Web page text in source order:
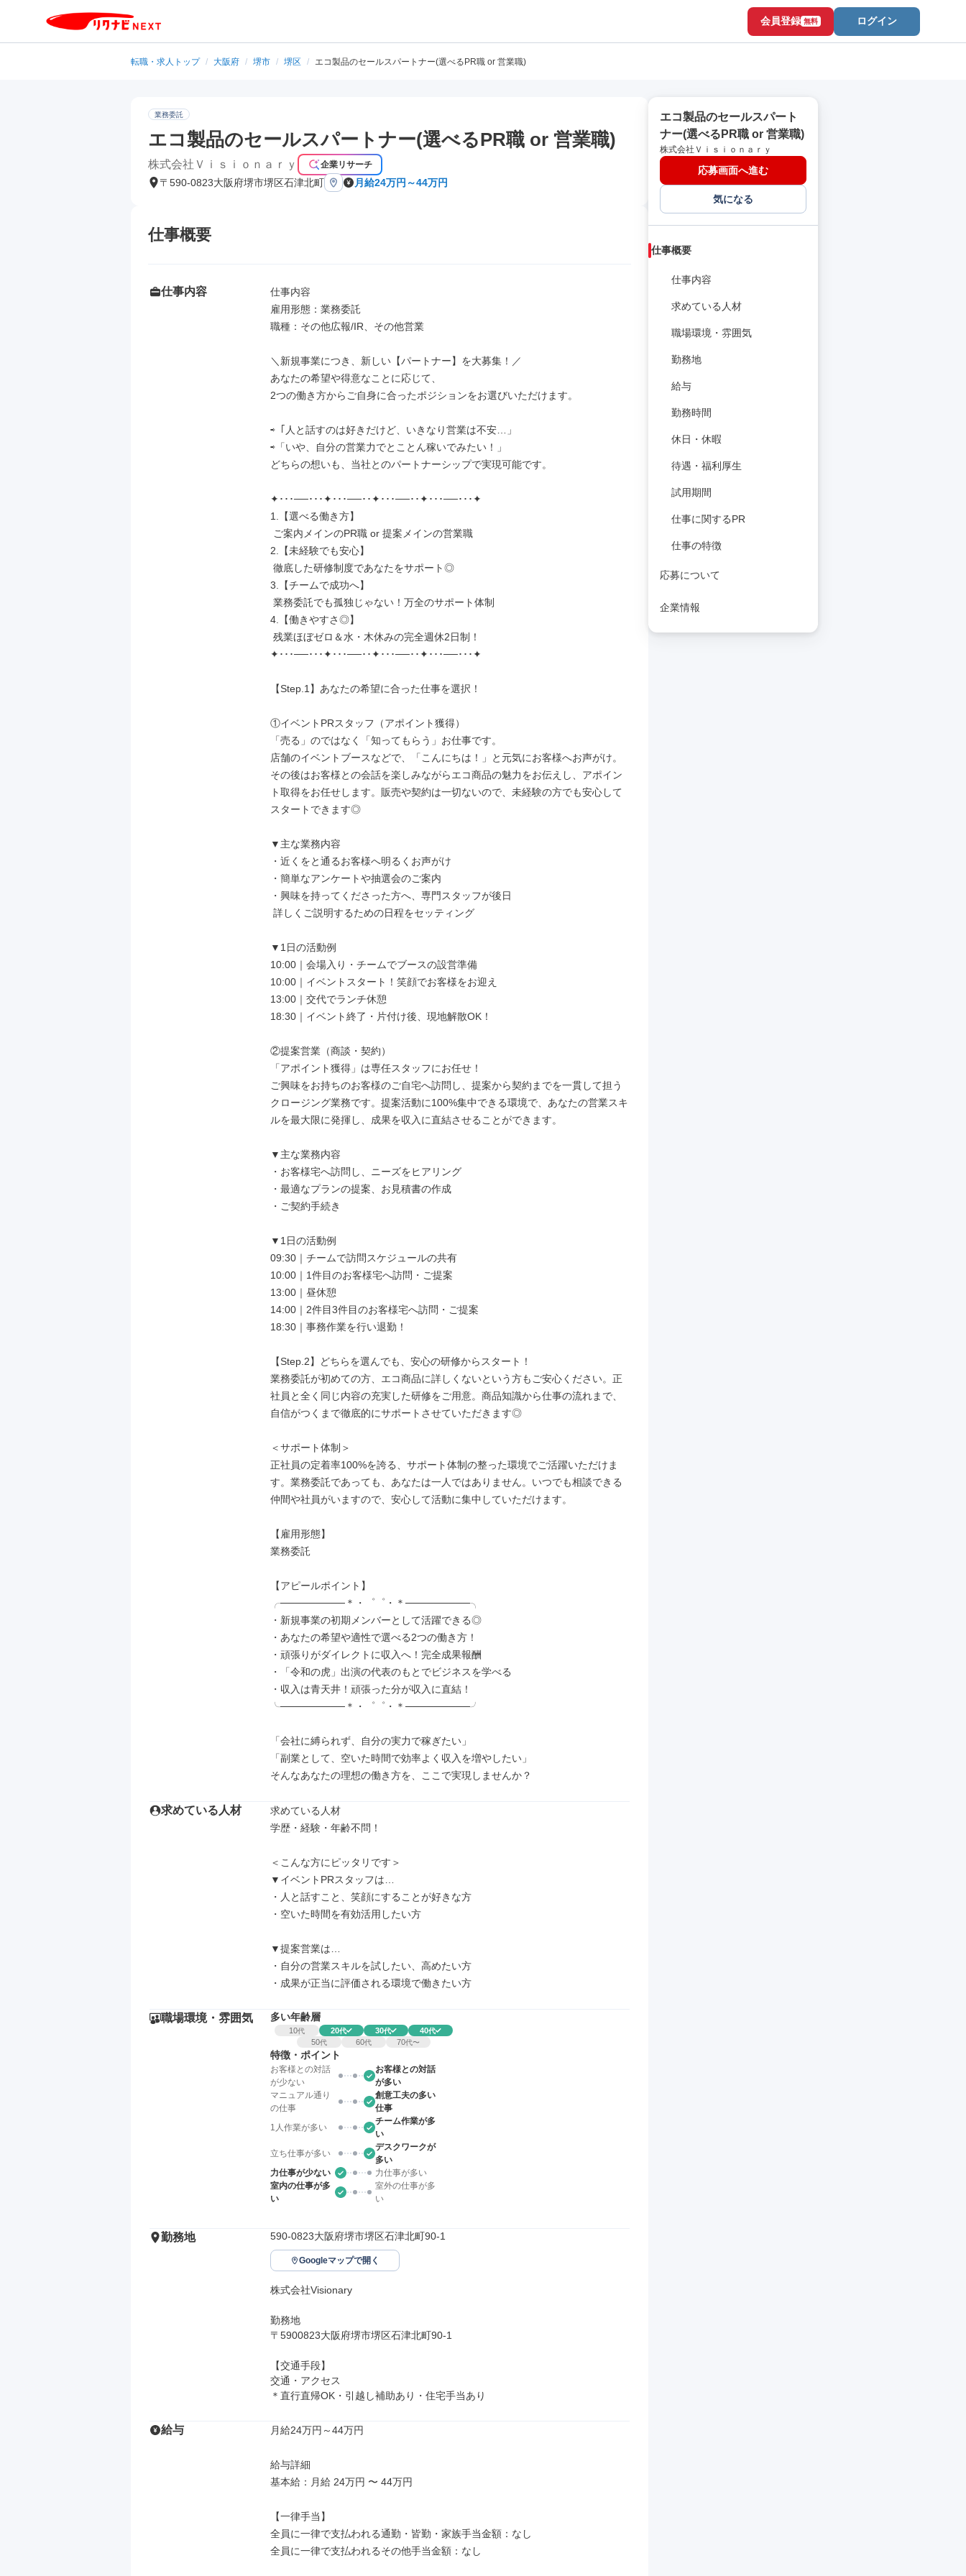
会員登録 無料 ログイン
転職・求人トップ / 大阪府 / 堺市 / 堺区 / エコ製品のセールスパートナー(選べるPR職 or 営業職)
業務委託
エコ製品のセールスパートナー(選べるPR職 or 営業職)
株式会社Ｖｉｓｉｏｎａｒｙ 企業リサーチ
〒590-0823大阪府堺市堺区石津北町 月給24万円～44万円
仕事概要
仕事内容
仕事内容
雇用形態：業務委託
職種：その他広報/IR、その他営業
＼新規事業につき、新しい【パートナー】を大募集！／
あなたの希望や得意なことに応じて、
2つの働き方からご自身に合ったポジションをお選びいただけます。
⇨「人と話すのは好きだけど、いきなり営業は不安…」
⇨「いや、自分の営業力でとことん稼いでみたい！」
どちらの想いも、当社とのパートナーシップで実現可能です。
✦･･･──･･･✦･･･──･･✦･･･──･･✦･･･──･･･✦
1.【選べる働き方】
2.【未経験でも安心】
3.【チームで成功へ】
4.【働きやすさ◎】
✦･･･──･･･✦･･･──･･✦･･･──･･✦･･･──･･･✦
【Step.1】あなたの希望に合った仕事を選択！
①イベントPRスタッフ（アポイント獲得）
「売る」のではなく「知ってもらう」お仕事です。
店舗のイベントブースなどで、「こんにちは！」と元気にお客様へお声がけ。
その後はお客様との会話を楽しみながらエコ商品の魅力をお伝えし、アポイン
ト取得をお任せします。販売や契約は一切ないので、未経験の方でも安心して
スタートできます◎
▼主な業務内容
・近くをと通るお客様へ明るくお声がけ
・簡単なアンケートや抽選会のご案内
・興味を持ってくださった方へ、専門スタッフが後日
▼1日の活動例
10:00｜会場入り・チームでブースの設営準備
10:00｜イベントスタート！笑顔でお客様をお迎え
13:00｜交代でランチ休憩
18:30｜イベント終了・片付け後、現地解散OK！
②提案営業（商談・契約）
「アポイント獲得」は専任スタッフにお任せ！
ご興味をお持ちのお客様のご自宅へ訪問し、提案から契約までを一貫して担う
クロージング業務です。提案活動に100%集中できる環境で、あなたの営業スキ
ルを最大限に発揮し、成果を収入に直結させることができます。
▼主な業務内容
・お客様宅へ訪問し、ニーズをヒアリング
・最適なプランの提案、お見積書の作成
・ご契約手続き
▼1日の活動例
09:30｜チームで訪問スケジュールの共有
10:00｜1件目のお客様宅へ訪問・ご提案
13:00｜昼休憩
14:00｜2件目3件目のお客様宅へ訪問・ご提案
18:30｜事務作業を行い退勤！
【Step.2】どちらを選んでも、安心の研修からスタート！
業務委託が初めての方、エコ商品に詳しくないという方もご安心ください。正
社員と全く同じ内容の充実した研修をご用意。商品知識から仕事の流れまで、
自信がつくまで徹底的にサポートさせていただきます◎
＜サポート体制＞
正社員の定着率100%を誇る、サポート体制の整った環境でご活躍いただけま
す。業務委託であっても、あなたは一人ではありません。いつでも相談できる
仲間や社員がいますので、安心して活動に集中していただけます。
【雇用形態】
業務委託
【アピールポイント】
╭─────────＊・゜゜・＊─────────╮
・新規事業の初期メンバーとして活躍できる◎
・あなたの希望や適性で選べる2つの働き方！
・頑張りがダイレクトに収入へ！完全成果報酬
・「令和の虎」出演の代表のもとでビジネスを学べる
・収入は青天井！頑張った分が収入に直結！
╰─────────＊・゜゜・＊─────────╯
「会社に縛られず、自分の実力で稼ぎたい」
「副業として、空いた時間で効率よく収入を増やしたい」
そんなあなたの理想の働き方を、ここで実現しませんか？
求めている人材
求めている人材
学歴・経験・年齢不問！
＜こんな方にピッタリです＞
▼イベントPRスタッフは…
・人と話すこと、笑顔にすることが好きな方
・空いた時間を有効活用したい方
▼提案営業は…
・自分の営業スキルを試したい、高めたい方
・成果が正当に評価される環境で働きたい方
職場環境・雰囲気 多い年齢層
10代 20代 30代 40代
50代 60代 70代〜
特徴・ポイント
お客様との対話
が少ない
お客様との対話
が多い
マニュアル通り
の仕事
創意工夫の多い
仕事
1人作業が多い
チーム作業が多
い
立ち仕事が多い
デスクワークが
多い
力仕事が少ない
力仕事が多い
室内の仕事が多
い
室外の仕事が多
い
勤務地 590-0823大阪府堺市堺区石津北町90-1
Googleマップで開く
株式会社Visionary
勤務地
〒5900823大阪府堺市堺区石津北町90-1
【交通手段】
交通・アクセス
＊直行直帰OK・引越し補助あり・住宅手当あり
給与 月給24万円～44万円
給与詳細
基本給：月給 24万円 〜 44万円
【一律手当】
全員に一律で支払われる通勤・皆勤・家族手当金額：なし
全員に一律で支払われるその他手当金額：なし
エコ製品のセールスパート
ナー(選べるPR職 or 営業職)
株式会社Ｖｉｓｉｏｎａｒｙ
応募画面へ進む
気になる
仕事概要
仕事内容
求めている人材
職場環境・雰囲気
勤務地
給与
勤務時間
休日・休暇
待遇・福利厚生
試用期間
仕事に関するPR
仕事の特徴
応募について
企業情報